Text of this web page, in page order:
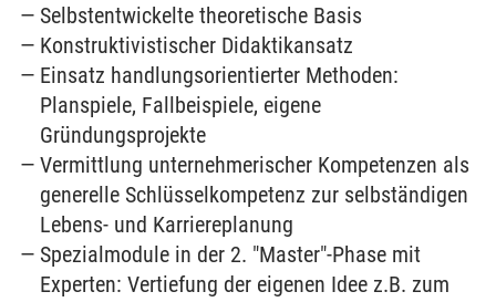
Selbstentwickelte theoretische Basis
Konstruktivistischer Didaktikansatz
Einsatz handlungsorientierter Methoden:
Planspiele, Fallbeispiele, eigene
Gründungsprojekte
Vermittlung unternehmerischer Kompetenzen als
generelle Schlüsselkompetenz zur selbständigen
Lebens- und Karriereplanung
Spezialmodule in der 2. "Master"-Phase mit
Experten: Vertiefung der eigenen Idee z.B. zum